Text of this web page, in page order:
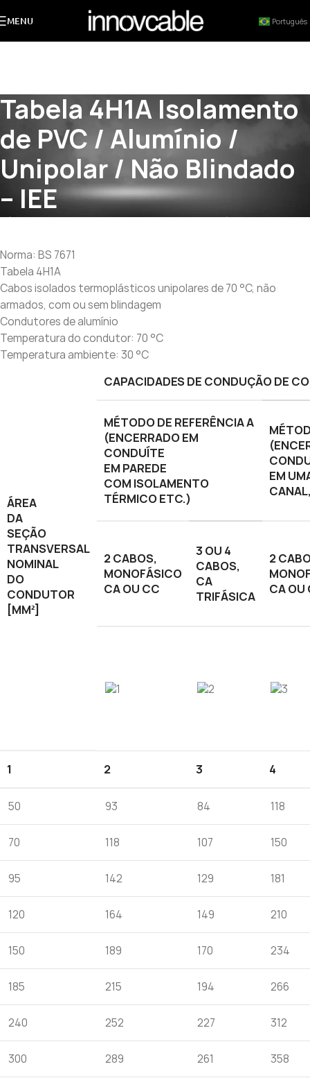
MENU Português
Tabela 4H1A Isolamento
de PVC / Alumínio /
Unipolar / Não Blindado
– IEE
Início»Tabela 4H1A Isolamento de PVC / Alumínio / Unipolar /
Norma: BS 7671
Tabela 4H1A
Cabos isolados termoplásticos unipolares de 70 °C, não
armados, com ou sem blindagem
Condutores de alumínio
Temperatura do condutor: 70 °C
Temperatura ambiente: 30 °C
ÁREA
DA
SEÇÃO
TRANSVERSAL
NOMINAL
DO
CONDUTOR
[MM²]
CAPACIDADES DE CONDUÇÃO DE
MÉTODO DE REFERÊNCIA A
(ENCERRADO EM
CONDUÍTE
EM PAREDE
COM ISOLAMENTO
TÉRMICO ETC.)
EM
2 CABOS,
MONOFÁSICO
CA OU CC
3 OU 4
CABOS,
CA
TRIFÁSICA
2
CA OU
1 2 3 4
50 93 84 118
70 118 107 150
95 142 129 181
120 164 149 210
150 189 170 234
185 215 194 266
240 252 227 312
300 289 261 358